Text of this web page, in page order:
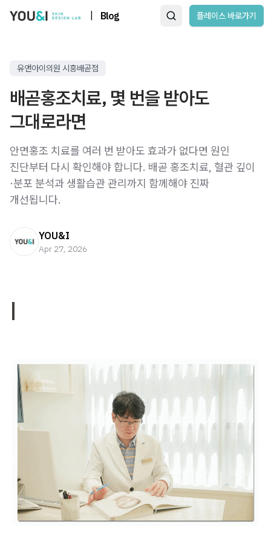
Blog 플레이스 바로가기
유앤아이의원 시흥배곧점
배곧홍조치료, 몇 번을 받아도
그대로라면
안면홍조 치료를 여러 번 받아도 효과가 없다면 원인
진단부터 다시 확인해야 합니다. 배곧 홍조치료, 혈관 깊이
·분포 분석과 생활습관 관리까지 함께해야 진짜
개선됩니다.
YOU&I
Apr 27, 2026